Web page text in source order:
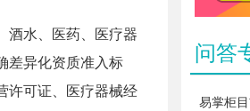
酒水、医药、医疗器
差异化资质准入标
许可证、医疗器械经
问答